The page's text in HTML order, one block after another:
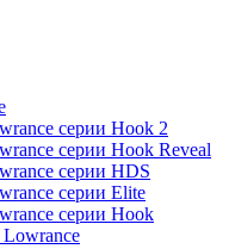
серии Hook 2
серии Hook Reveal
серии HDS
серии Elite
серии Hook